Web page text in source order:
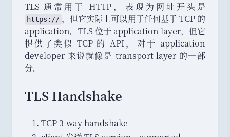
TLS 通常用于 HTTP， 表现为网址开头是
https:// ， 但它实际上可以用于任何基于 TCP 的
application。 TLS 位于 application layer， 但它
提供了类似 TCP 的 API，
对于 application
developer 来说就像是 transport layer 的一部
分。
TLS Handshake
TCP 3-way handshake